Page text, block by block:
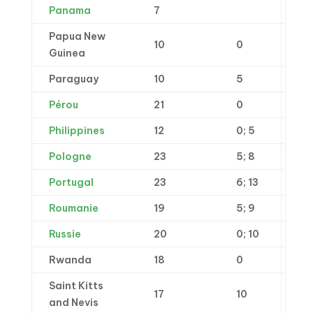
Panama 7
Papua New
Guinea
10 0
Paraguay 10 5
Pérou 21 0
Philippines 12 0; 5
Pologne 23 5; 8
Portugal 23 6; 13
Roumanie 19 5; 9
Russie 20 0; 10
Rwanda 18 0
Saint Kitts
and Nevis
17 10